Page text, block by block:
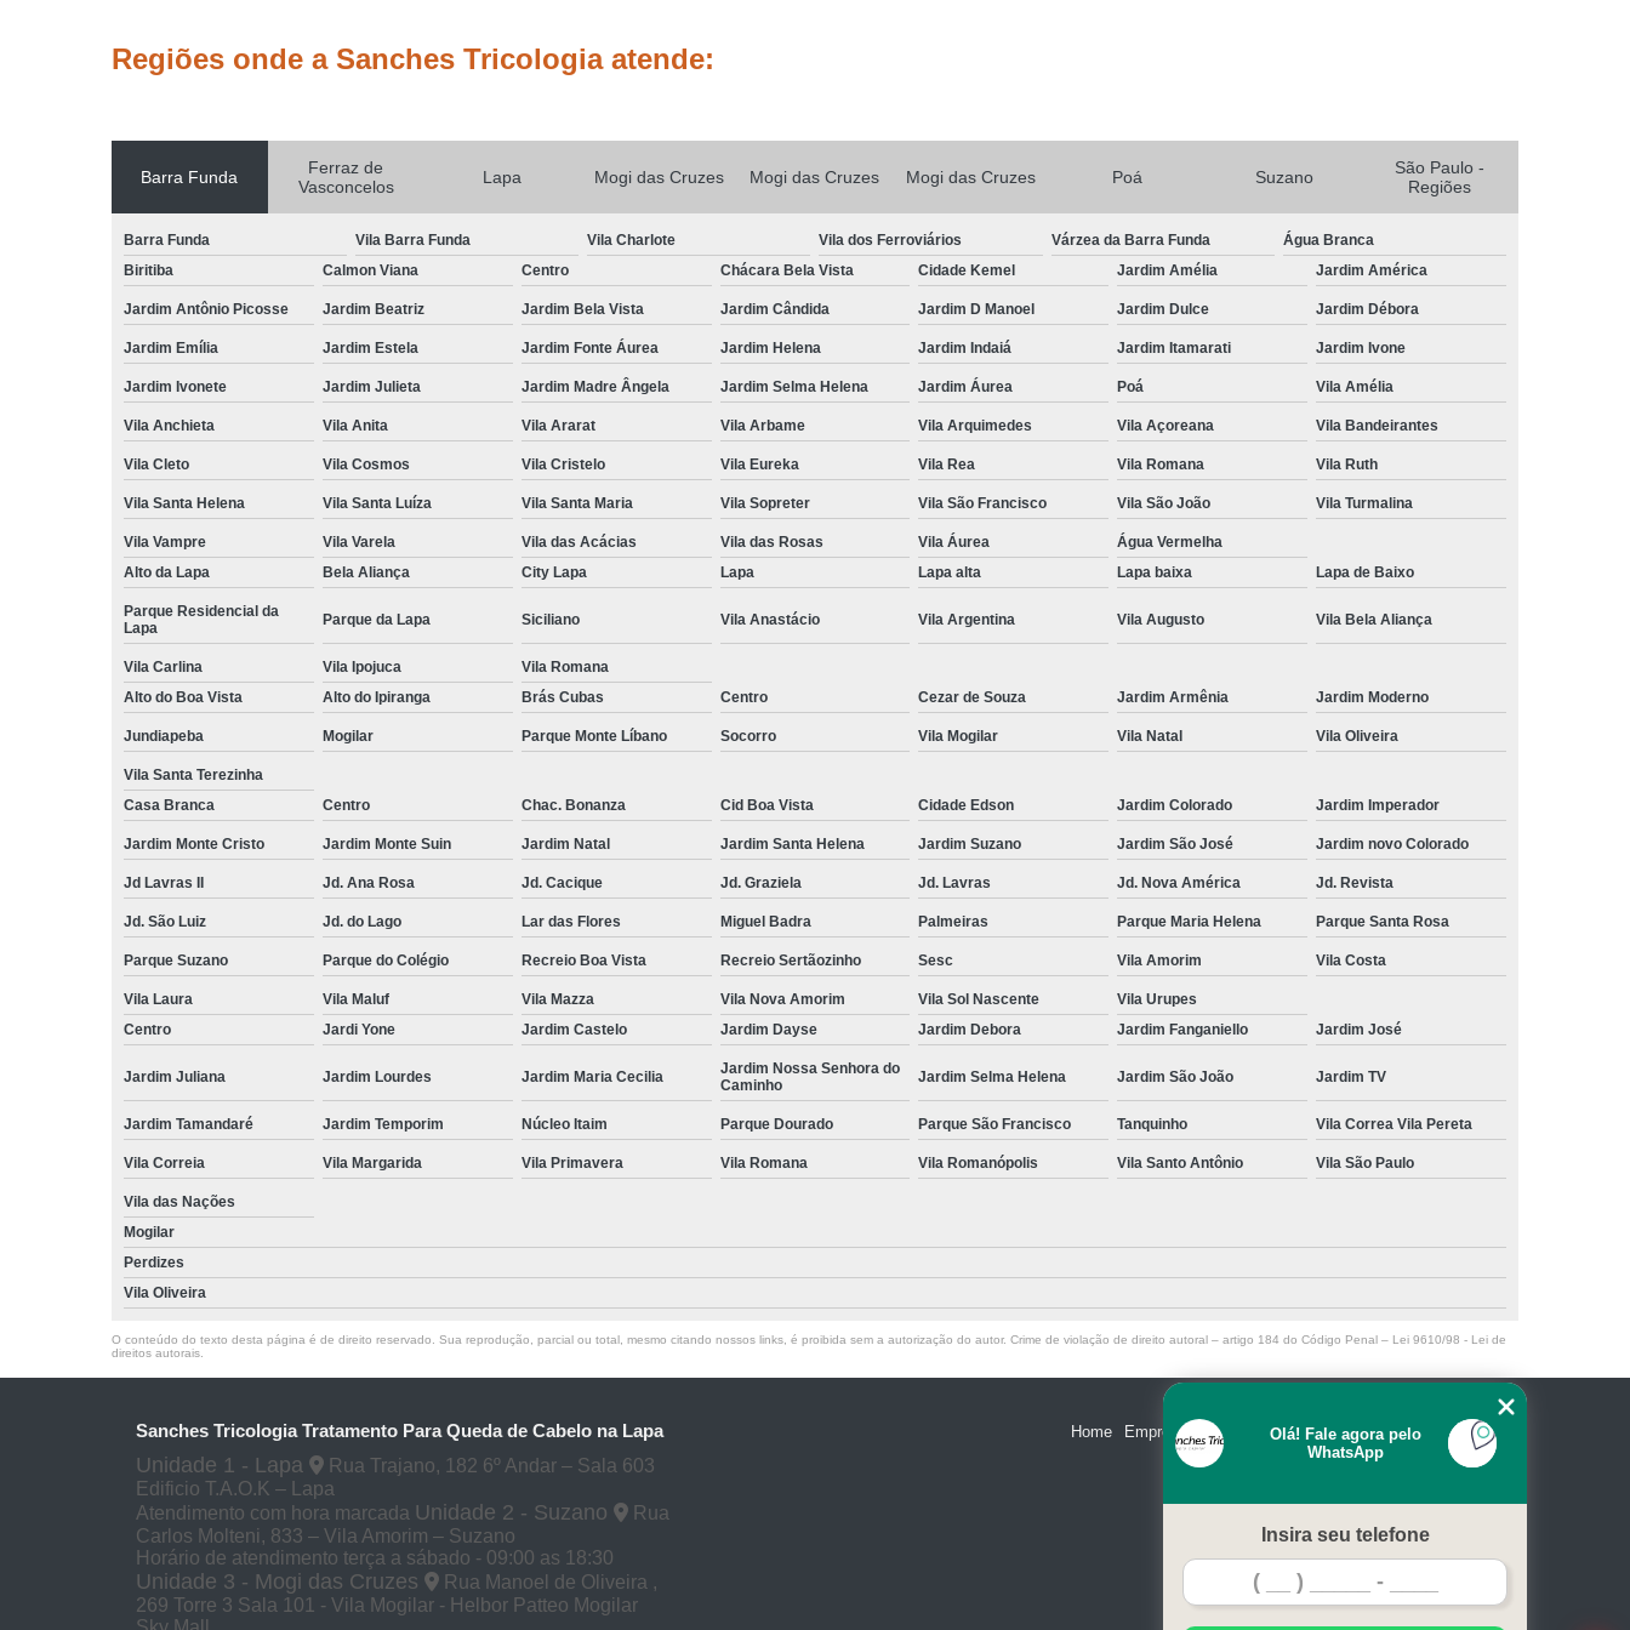
Tratamento para Crescer o Cabelo
Tratamento Capilar para Queda de Cabelo
Tratamento contra Queda de Cabelo
Tratamento Natural para Queda de Cabelo
Tratamento para Cabelo Caindo
Tratamento para Queda Capilar
Tratamento para Queda de Cabelo
Tratamento para Queda de Cabelo Feminino
Tratamento para Queda de Cabelo Lapa
Tratamento para Queda de Cabelo Masculino
Tratamento para Queda de Cabelo Mogi das Cruzes
Tratamento para Queda de Cabelo Suzano
Tricologia Capilar
Tricologia do Cabelo
Tricologia do Cabelo Mogi das Cruzes
Tricologia do Cabelo Suzano
Tricologia dos Fios
Tricologia e Terapia Capilar
Tricologia Estetica
Médico Tricologista
Medico de Cabelo Tricologista
Tricologista
Tricologista Crescimento de Cabelo
Tricologista Lapa
Tricologista Mogi das Cruzes
Tricologista para Queda de Cabelo
Tricologista Perto de Mim Tricologista Suzano
Regiões onde a Sanches Tricologia atende:
Barra Funda
Ferraz de
Vasconcelos
Lapa Mogi das Cruzes Mogi das Cruzes Mogi das Cruzes Poá Suzano
São Paulo -
Regiões
Barra Funda Vila Barra Funda Vila Charlote Vila dos Ferroviários Várzea da Barra Funda
Água Branca
Biritiba
Calmon Viana Centro Chácara Bela Vista Cidade Kemel Jardim Amélia Jardim América
Jardim Antônio Picosse Jardim Beatriz Jardim Bela Vista Jardim Cândida Jardim D Manoel Jardim Dulce Jardim Débora
Jardim Emília Jardim Estela Jardim Fonte Áurea Jardim Helena Jardim Indaiá Jardim Itamarati Jardim Ivone
Jardim Ivonete Jardim Julieta Jardim Madre Ângela Jardim Selma Helena Jardim Áurea Poá Vila Amélia
Vila Anchieta Vila Anita Vila Ararat Vila Arbame Vila Arquimedes Vila Açoreana Vila Bandeirantes
Vila Cleto Vila Cosmos Vila Cristelo Vila Eureka Vila Rea Vila Romana Vila Ruth
Vila Santa Helena Vila Santa Luíza Vila Santa Maria Vila Sopreter Vila São Francisco Vila São João Vila Turmalina
Vila Vampre Vila Varela Vila das Acácias Vila das Rosas Vila Áurea
Água Vermelha
Alto da Lapa
Bela Aliança City Lapa Lapa Lapa alta Lapa baixa Lapa de Baixo
Parque Residencial da
Lapa
Parque da Lapa Siciliano Vila Anastácio Vila Argentina Vila Augusto Vila Bela Aliança
Vila Carlina Vila Ipojuca
Vila Romana
Alto do Boa Vista
Alto do Ipiranga Brás Cubas Centro Cezar de Souza Jardim Armênia Jardim Moderno
Jundiapeba Mogilar Parque Monte Líbano Socorro Vila Mogilar Vila Natal Vila Oliveira
Vila Santa Terezinha
Casa Branca
Centro Chac. Bonanza Cid Boa Vista Cidade Edson Jardim Colorado Jardim Imperador
Jardim Monte Cristo Jardim Monte Suin Jardim Natal Jardim Santa Helena Jardim Suzano Jardim São José Jardim novo Colorado
Jd Lavras II Jd. Ana Rosa Jd. Cacique Jd. Graziela Jd. Lavras Jd. Nova América Jd. Revista
Jd. São Luiz Jd. do Lago Lar das Flores Miguel Badra Palmeiras Parque Maria Helena Parque Santa Rosa
Parque Suzano Parque do Colégio Recreio Boa Vista Recreio Sertãozinho Sesc Vila Amorim Vila Costa
Vila Laura Vila Maluf Vila Mazza Vila Nova Amorim Vila Sol Nascente
Vila Urupes
Centro
Jardi Yone Jardim Castelo Jardim Dayse Jardim Debora Jardim Fanganiello Jardim José
Jardim Juliana Jardim Lourdes Jardim Maria Cecilia
Jardim Nossa Senhora do
Caminho
Jardim Selma Helena Jardim São João Jardim TV
Jardim Tamandaré Jardim Temporim Núcleo Itaim Parque Dourado Parque São Francisco Tanquinho Vila Correa Vila Pereta
Vila Correia Vila Margarida Vila Primavera Vila Romana Vila Romanópolis Vila Santo Antônio Vila São Paulo
Vila das Nações
Mogilar
Perdizes
Vila Oliveira
O conteúdo do texto desta página é de direito reservado. Sua reprodução, parcial ou total, mesmo citando nossos links, é proibida sem a autorização do autor. Crime de violação de direito autoral – artigo 184 do Código Penal – Lei 9610/98 - Lei de
direitos autorais
Sanches Tricologia Tratamento Para Queda de Cabelo na Lapa
Unidade 1 - Lapa
Rua Trajano, 182 6º Andar – Sala 603
Edificio T.A.O.K – Lapa
Atendimento com hora marcada Unidade 2 - Suzano
Rua
Carlos Molteni, 833 – Vila Amorim – Suzano
Horário de atendimento terça a sábado - 09:00 as 18:30
Unidade 3 - Mogi das Cruzes
Rua Manoel de Oliveira ,
269 Torre 3 Sala 101 - Vila Mogilar - Helbor Patteo Mogilar
Home Empresa Missão Serviços Contato Mapa do site
Olá! Fale agora pelo
WhatsApp
Insira seu telefone